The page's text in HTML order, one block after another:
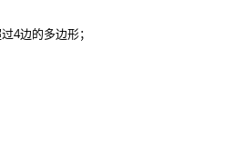
4边的多边形；